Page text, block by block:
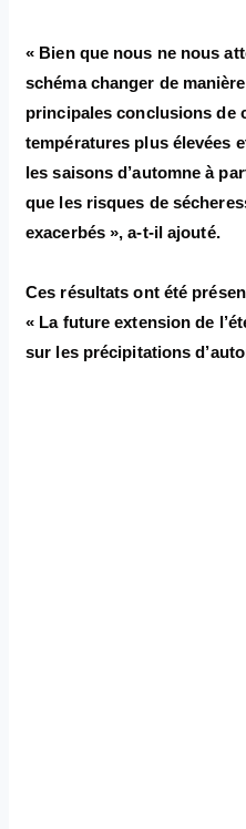
« Bien que nous ne nous
schéma changer de
principales conclusions de
températures plus élevées
les saisons d’automne à
que les risques de
exacerbés », a-t-il ajouté.
Ces résultats ont été
« La future extension de
sur les précipitations